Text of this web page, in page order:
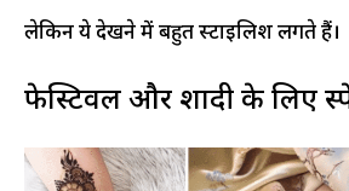
लेकिन ये देखने में बहुत स्टाइलिश लगते हैं।
फेस्टिवल और शादी के लिए